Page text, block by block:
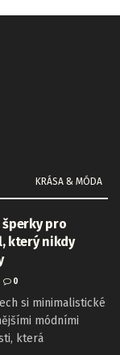
KRÁSA & MÓDA
pro
který nikdy
0
si minimalistické
módními
která